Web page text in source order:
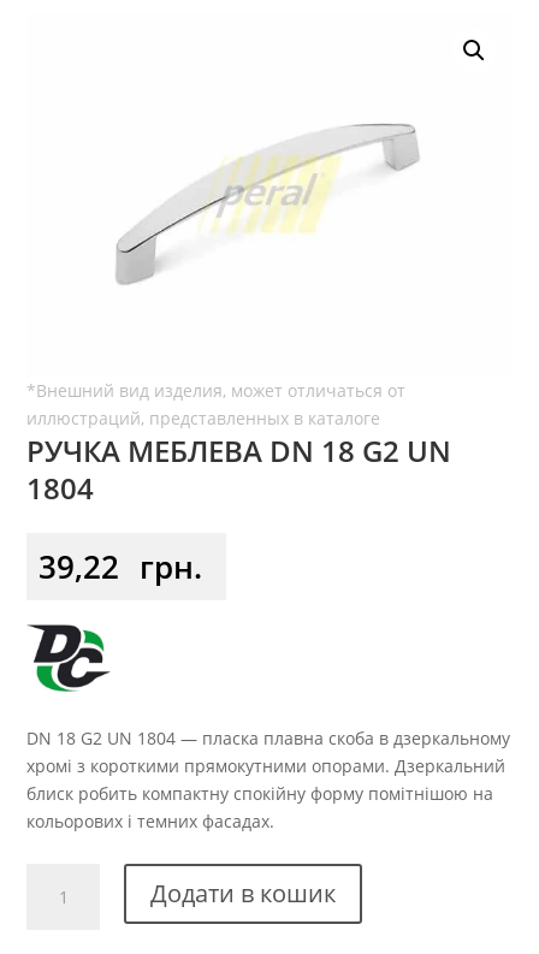
РУЧКА МЕБЛЕВА DN 18 G2 UN
1804
39,22 грн.
DN 18 G2 UN 1804 — пласка плавна скоба в дзеркальному
хромі з короткими прямокутними опорами. Дзеркальний
блиск робить компактну спокійну форму помітнішою на
кольорових і темних фасадах.
меблева
Додати в кошик